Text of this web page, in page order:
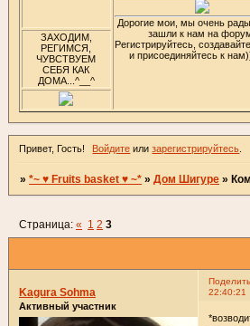
Дорогие мои, мы очень
зашли к нам на
Регистрируйтесь,
и присоединяйтесь к
ЗАХОДИМ,
РЕГИМСЯ,
ЧУВСТВУЕМ
СЕБЯ КАК
ДОМА...^__^
Привет, Гость! Войдите илизарегистрируйтесь
»*~ ♥ Fruits basket ♥ ~* »Дом Шигуре »
Страница:« 1 2 3
22:40:21
Kagura Sohma
Активный участник